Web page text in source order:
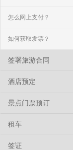
怎么网上支付？
如何获取发票？
签署旅游合同
酒店预定
景点门票预订
租车
签证